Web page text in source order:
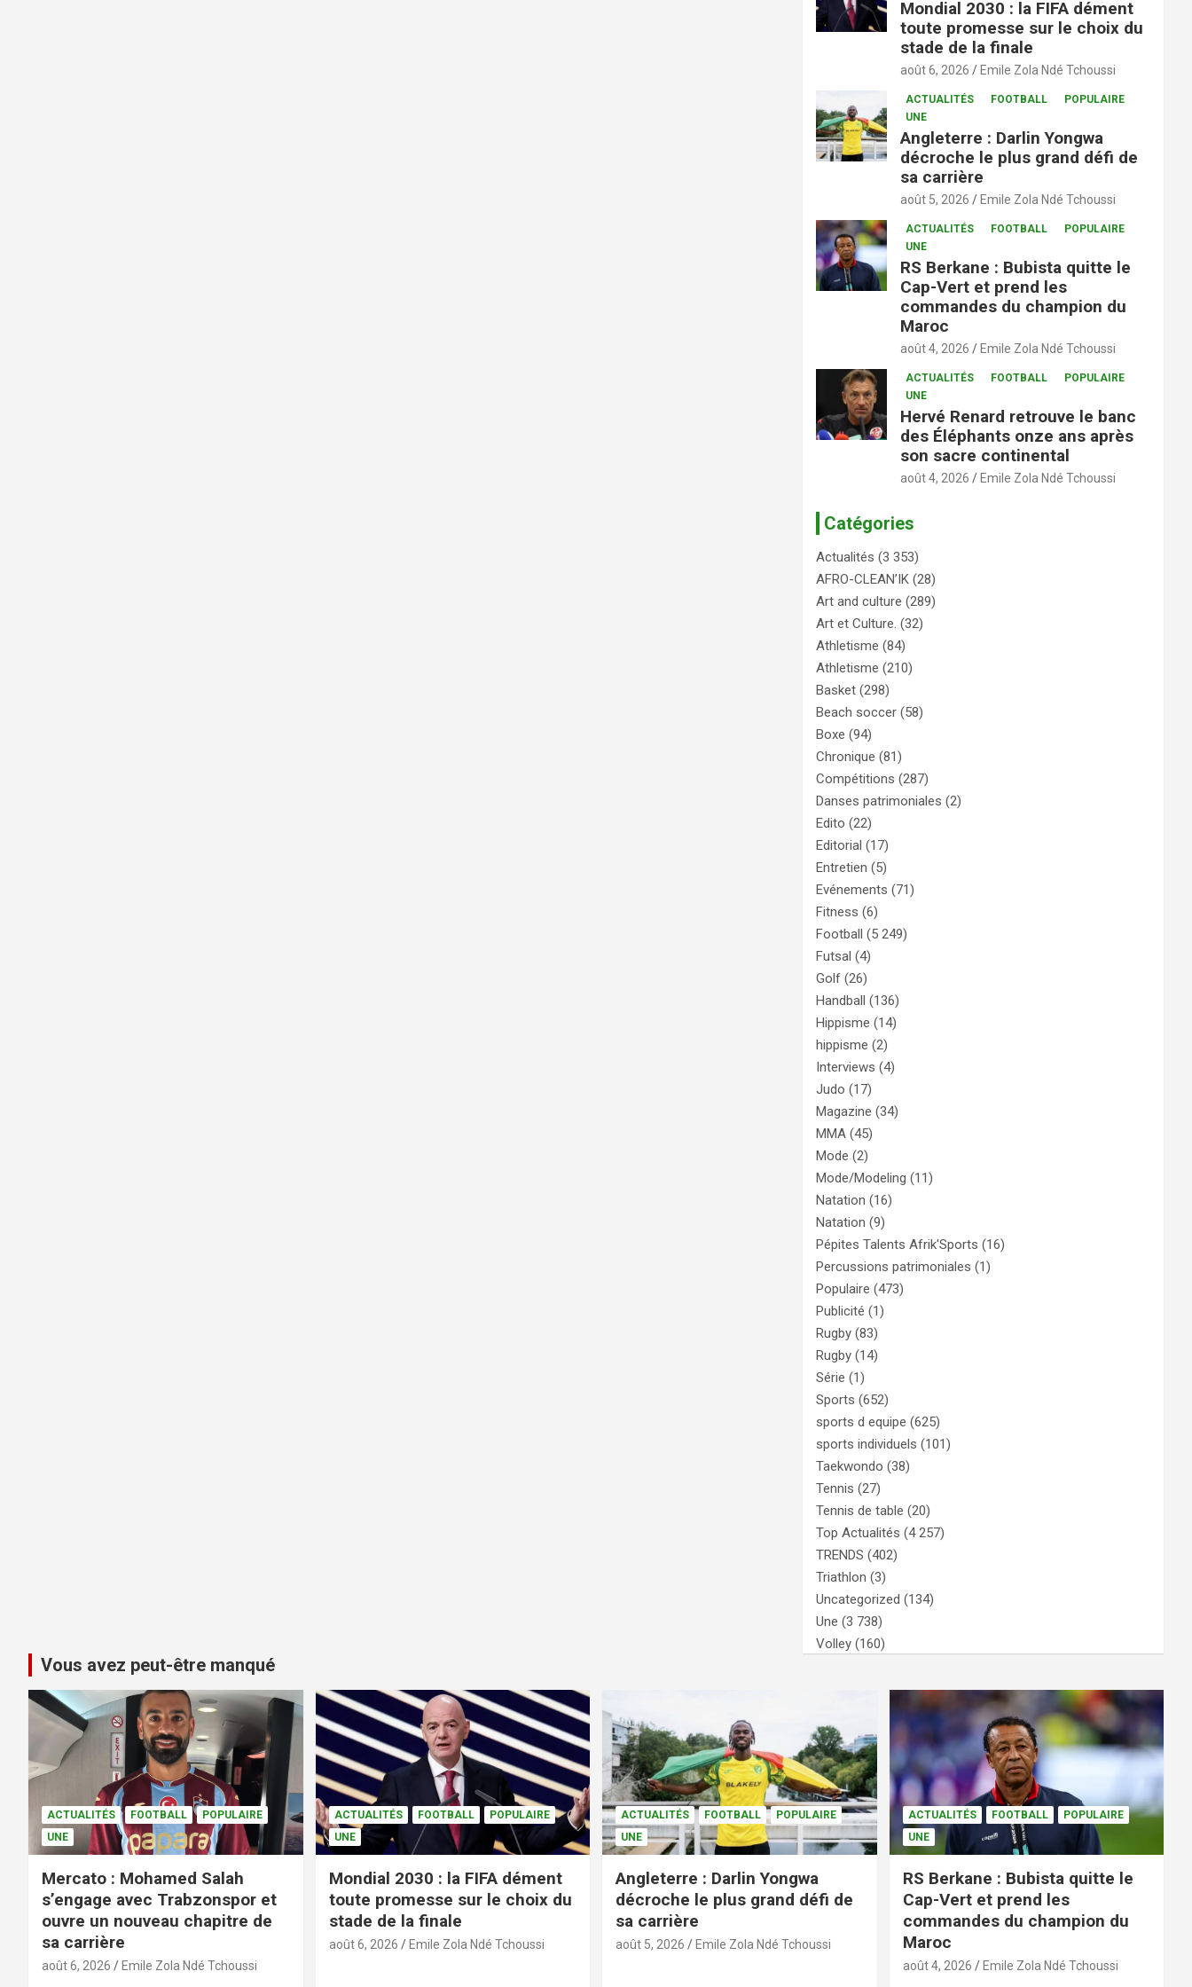
Mondial 2030 : la FIFA dément
toute promesse sur le choix du
stade de la finale
août 6, 2026 Emile Zola Ndé Tchoussi
ACTUALITÉS FOOTBALL
POPULAIRE
UNE
Angleterre : Darlin Yongwa
décroche le plus grand défi de
sa carrière
août 5, 2026 Emile Zola Ndé Tchoussi
ACTUALITÉS FOOTBALL
POPULAIRE
UNE
RS Berkane : Bubista quitte le
Cap-Vert et prend les
commandes du champion du
Maroc
août 4, 2026 Emile Zola Ndé Tchoussi
ACTUALITÉS FOOTBALL
POPULAIRE
UNE
Hervé Renard retrouve le banc
des Éléphants onze ans après
son sacre continental
août 4, 2026 Emile Zola Ndé Tchoussi
Catégories
Actualités (3 353)
AFRO-CLEAN’IK (28)
Art and culture (289)
Art et Culture. (32)
Athletisme (84)
Athletisme (210)
Basket (298)
Beach soccer (58)
Boxe (94)
Chronique (81)
Compétitions (287)
Danses patrimoniales (2)
Edito (22)
Editorial (17)
Entretien (5)
Evénements (71)
Fitness (6)
Football (5 249)
Futsal (4)
Golf (26)
Handball (136)
Hippisme (14)
hippisme (2)
Interviews (4)
Judo (17)
Magazine (34)
MMA (45)
Mode (2)
Mode/Modeling (11)
Natation (16)
Natation (9)
Pépites Talents Afrik'Sports (16)
Percussions patrimoniales (1)
Populaire (473)
Publicité (1)
Rugby (83)
Rugby (14)
Série (1)
Sports (652)
sports d equipe (625)
sports individuels (101)
Taekwondo (38)
Tennis (27)
Tennis de table (20)
Top Actualités (4 257)
TRENDS (402)
Triathlon (3)
Uncategorized (134)
Une (3 738)
Volley (160)
Vous avez peut-être manqué
ACTUALITÉS FOOTBALL
POPULAIRE
UNE
Mercato : Mohamed Salah
s’engage avec Trabzonspor et
ouvre un nouveau chapitre de
sa carrière
août 6, 2026 Emile Zola Ndé Tchoussi
ACTUALITÉS FOOTBALL
POPULAIRE
UNE
Mondial 2030 : la FIFA dément
toute promesse sur le choix du
stade de la finale
août 6, 2026 Emile Zola Ndé Tchoussi
ACTUALITÉS FOOTBALL
POPULAIRE
UNE
Angleterre : Darlin Yongwa
décroche le plus grand défi de
sa carrière
août 5, 2026 Emile Zola Ndé Tchoussi
ACTUALITÉS FOOTBALL
POPULAIRE
UNE
RS Berkane : Bubista quitte le
Cap-Vert et prend les
commandes du champion du
Maroc
août 4, 2026 Emile Zola Ndé Tchoussi